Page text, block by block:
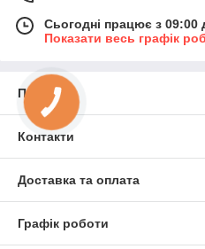
Сьогодні працює з 09:00
Показати весь графік
Про нас
Контакти
Доставка та оплата
Графік роботи
КНОПКА
ЗВ'ЯЗКУ